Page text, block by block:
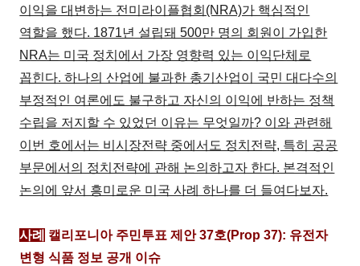
이익을 대변하는 전미라이플협회(NRA)가 핵심적인
역할을 했다. 1871년 설립돼 500만 명의 회원이 가입한
NRA는 미국 정치에서 가장 영향력 있는 이익단체로
꼽힌다. 하나의 산업에 불과한 총기산업이 국민 대다수의
부정적인 여론에도 불구하고 자신의 이익에 반하는 정책
수립을 저지할 수 있었던 이유는 무엇일까? 이와 관련해
이번 호에서는 비시장전략 중에서도 정치전략, 특히 공공
부문에서의 정치전략에 관해 논의하고자 한다. 본격적인
논의에 앞서 흥미로운 미국 사례 하나를 더 들여다보자.
사례
캘리포니아 주민투표 제안 37호(Prop 37): 유전자
변형 식품 정보 공개 이슈